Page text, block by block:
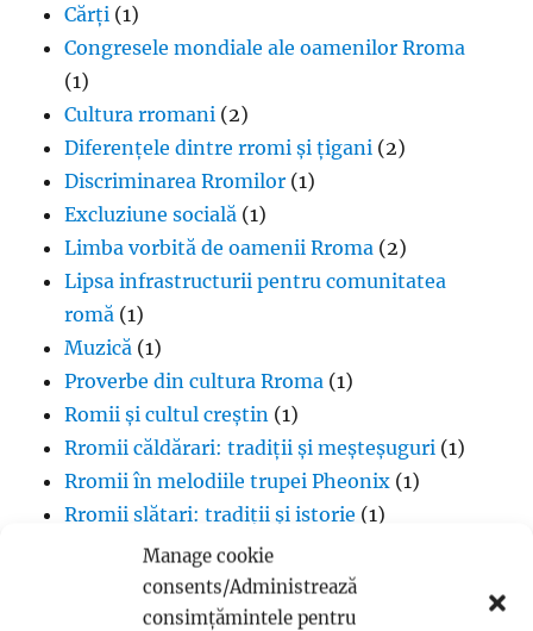
Manage cookie
consents/Administrează
consimțămintele pentru
Cărți (1)
Congresele mondiale ale oamenilor Rroma
(1)
Cultura rromani (2)
Diferențele dintre rromi și țigani (2)
Discriminarea Rromilor (1)
Excluziune socială (1)
Limba vorbită de oamenii Rroma (2)
Lipsa infrastructurii pentru comunitatea
romă (1)
Muzică (1)
Proverbe din cultura Rroma (1)
Romii și cultul creștin (1)
Rromii căldărari: tradiții și meșteșuguri (1)
Rromii în melodiile trupei Pheonix (1)
Rromii slătari: tradiții și istorie (1)
Sclavia rromilor (1)
Steagul oamenilor Rroma(1)
Vlax Romani(1)